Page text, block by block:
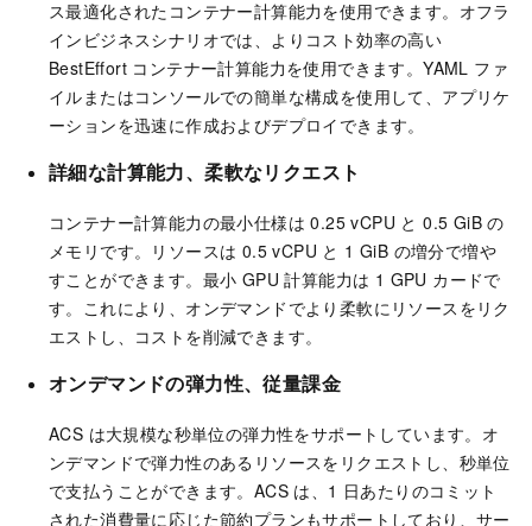
ス最適化されたコンテナー計算能力を使用できます。オフラ
インビジネスシナリオでは、よりコスト効率の高い
BestEffort コンテナー計算能力を使用できます。YAML ファ
イルまたはコンソールでの簡単な構成を使用して、アプリケ
ーションを迅速に作成およびデプロイできます。
詳細な計算能力、柔軟なリクエスト
コンテナー計算能力の最小仕様は 0.25 vCPU と 0.5 GiB の
メモリです。リソースは 0.5 vCPU と 1 GiB の増分で増や
すことができます。最小 GPU 計算能力は 1 GPU カードで
す。これにより、オンデマンドでより柔軟にリソースをリク
エストし、コストを削減できます。
オンデマンドの弾力性、従量課金
ACS は大規模な秒単位の弾力性をサポートしています。オ
ンデマンドで弾力性のあるリソースをリクエストし、秒単位
で支払うことができます。ACS は、1 日あたりのコミット
された消費量に応じた節約プランもサポートしており、サー